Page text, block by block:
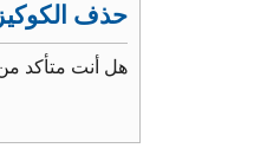
حذف الكوكيز
هل أنت متأكد